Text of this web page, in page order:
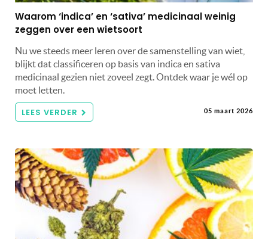
Waarom ‘indica’ en ‘sativa’ medicinaal weinig
zeggen over een wietsoort
Nu we steeds meer leren over de samenstelling van wiet,
blijkt dat classificeren op basis van indica en sativa
medicinaal gezien niet zoveel zegt. Ontdek waar je wél op
moet letten.
LEES VERDER 05 maart 2026